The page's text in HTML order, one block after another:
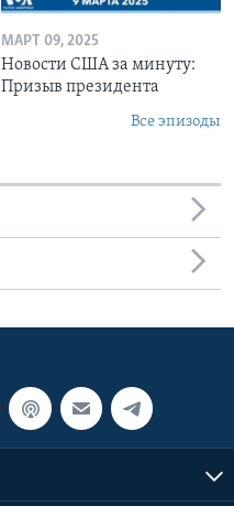
МАРТ 09, 2025
Новости США за минуту:
Призыв президента
Все эпизоды